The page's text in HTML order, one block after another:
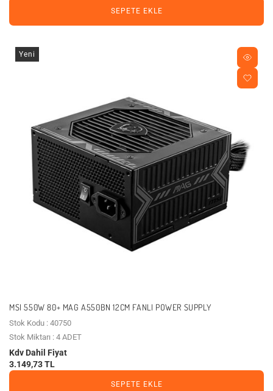
SEPETE EKLE
Yeni
MSI 550W 80+ MAG A550BN 12CM FANLI POWER SUPPLY
Stok Kodu : 40750
Stok Miktarı : 4 ADET
Kdv Dahil Fiyat
3.149,73 TL
SEPETE EKLE